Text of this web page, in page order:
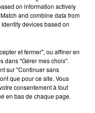
: EST-IL
DE
?
SUR LES
OUEST SE
on information actively
and combine data from
devices based on
et fermer", ou affiner en
dans "Gérer mes choix".
sur "Continuer sans
que pour ce site. Vous
consentement à tout
en bas de chaque page.